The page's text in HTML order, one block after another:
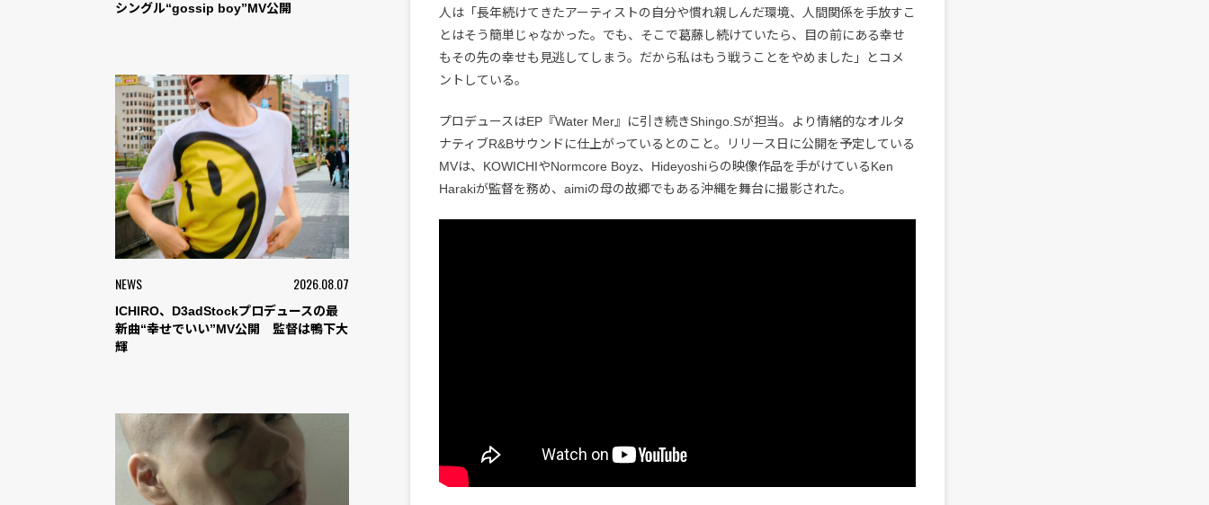
シングル“gossip boy”MV公開
NEWS 2026.08.07
ICHIRO、D3adStockプロデュースの最
新曲“幸せでいい”MV公開 監督は鴨下大
輝
人は「長年続けてきたアーティストの自分や慣れ親しんだ環境、人間関係を手放すこ
とはそう簡単じゃなかった。でも、そこで葛藤し続けていたら、目の前にある幸せ
もその先の幸せも見逃してしまう。だから私はもう戦うことをやめました」とコメ
ントしている。
プロデュースはEP『Water Mer』に引き続きShingo.Sが担当。より情緒的なオルタ
ナティブR&Bサウンドに仕上がっているとのこと。リリース日に公開を予定している
MVは、KOWICHIやNormcore Boyz、Hideyoshiらの映像作品を手がけているKen
Harakiが監督を務め、aimiの母の故郷でもある沖縄を舞台に撮影された。